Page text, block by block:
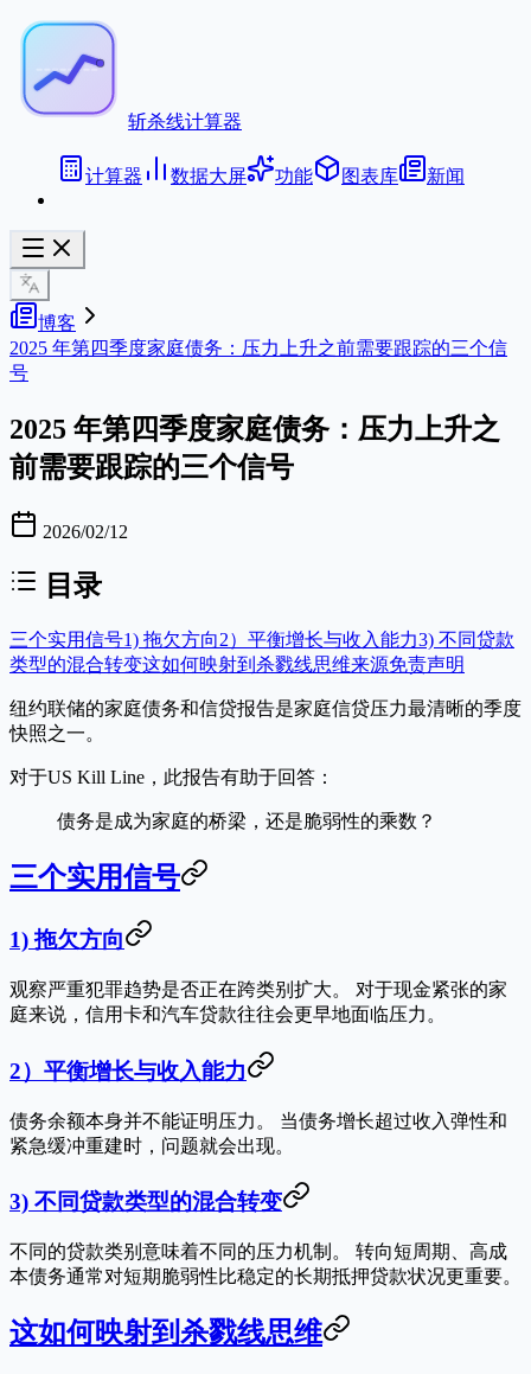
斩杀线计算器
计算器 数据大屏 功能 图表库 新闻
博客
2025 年第四季度家庭债务：压力上升之前需要跟踪的三个信
号
2025 年第四季度家庭债务：压力上升之
前需要跟踪的三个信号
2026/02/12
目录
三个实用信号1) 拖欠方向2）平衡增长与收入能力3) 不同贷款
类型的混合转变这如何映射到杀戮线思维来源免责声明
纽约联储的家庭债务和信贷报告是家庭信贷压力最清晰的季度
快照之一。
对于US Kill Line，此报告有助于回答：
债务是成为家庭的桥梁，还是脆弱性的乘数？
三个实用信号
1) 拖欠方向
观察严重犯罪趋势是否正在跨类别扩大。 对于现金紧张的家
庭来说，信用卡和汽车贷款往往会更早地面临压力。
2）平衡增长与收入能力
债务余额本身并不能证明压力。 当债务增长超过收入弹性和
紧急缓冲重建时，问题就会出现。
3) 不同贷款类型的混合转变
不同的贷款类别意味着不同的压力机制。 转向短周期、高成
本债务通常对短期脆弱性比稳定的长期抵押贷款状况更重要。
这如何映射到杀戮线思维